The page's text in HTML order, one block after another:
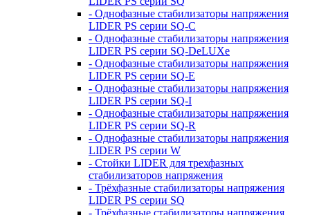
- Однофазные стабилизаторы напряжения
LIDER PS серии SQ-C
- Однофазные стабилизаторы напряжения
LIDER PS серии SQ-DeLUXe
- Однофазные стабилизаторы напряжения
LIDER PS серии SQ-E
- Однофазные стабилизаторы напряжения
LIDER PS серии SQ-I
- Однофазные стабилизаторы напряжения
LIDER PS серии SQ-R
- Однофазные стабилизаторы напряжения
LIDER PS серии W
- Стойки LIDER для трехфазных
стабилизаторов напряжения
- Трёхфазные стабилизаторы напряжения
LIDER PS серии SQ
- Трёхфазные стабилизаторы напряжения